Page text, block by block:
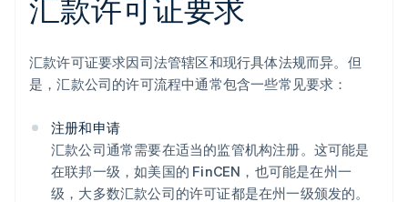
汇款许可证要求
汇款许可证要求因司法管辖区和现行具体法规而异。但
是，汇款公司的许可流程中通常包含一些常见要求：
注册和申请
汇款公司通常需要在适当的监管机构注册。这可能是
在联邦一级，如美国的 FinCEN，也可能是在州一
级，大多数汇款公司的许可证都是在州一级颁发的。